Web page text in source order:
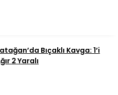
Bıçaklı Kavga: 1’i
2 Yaralı